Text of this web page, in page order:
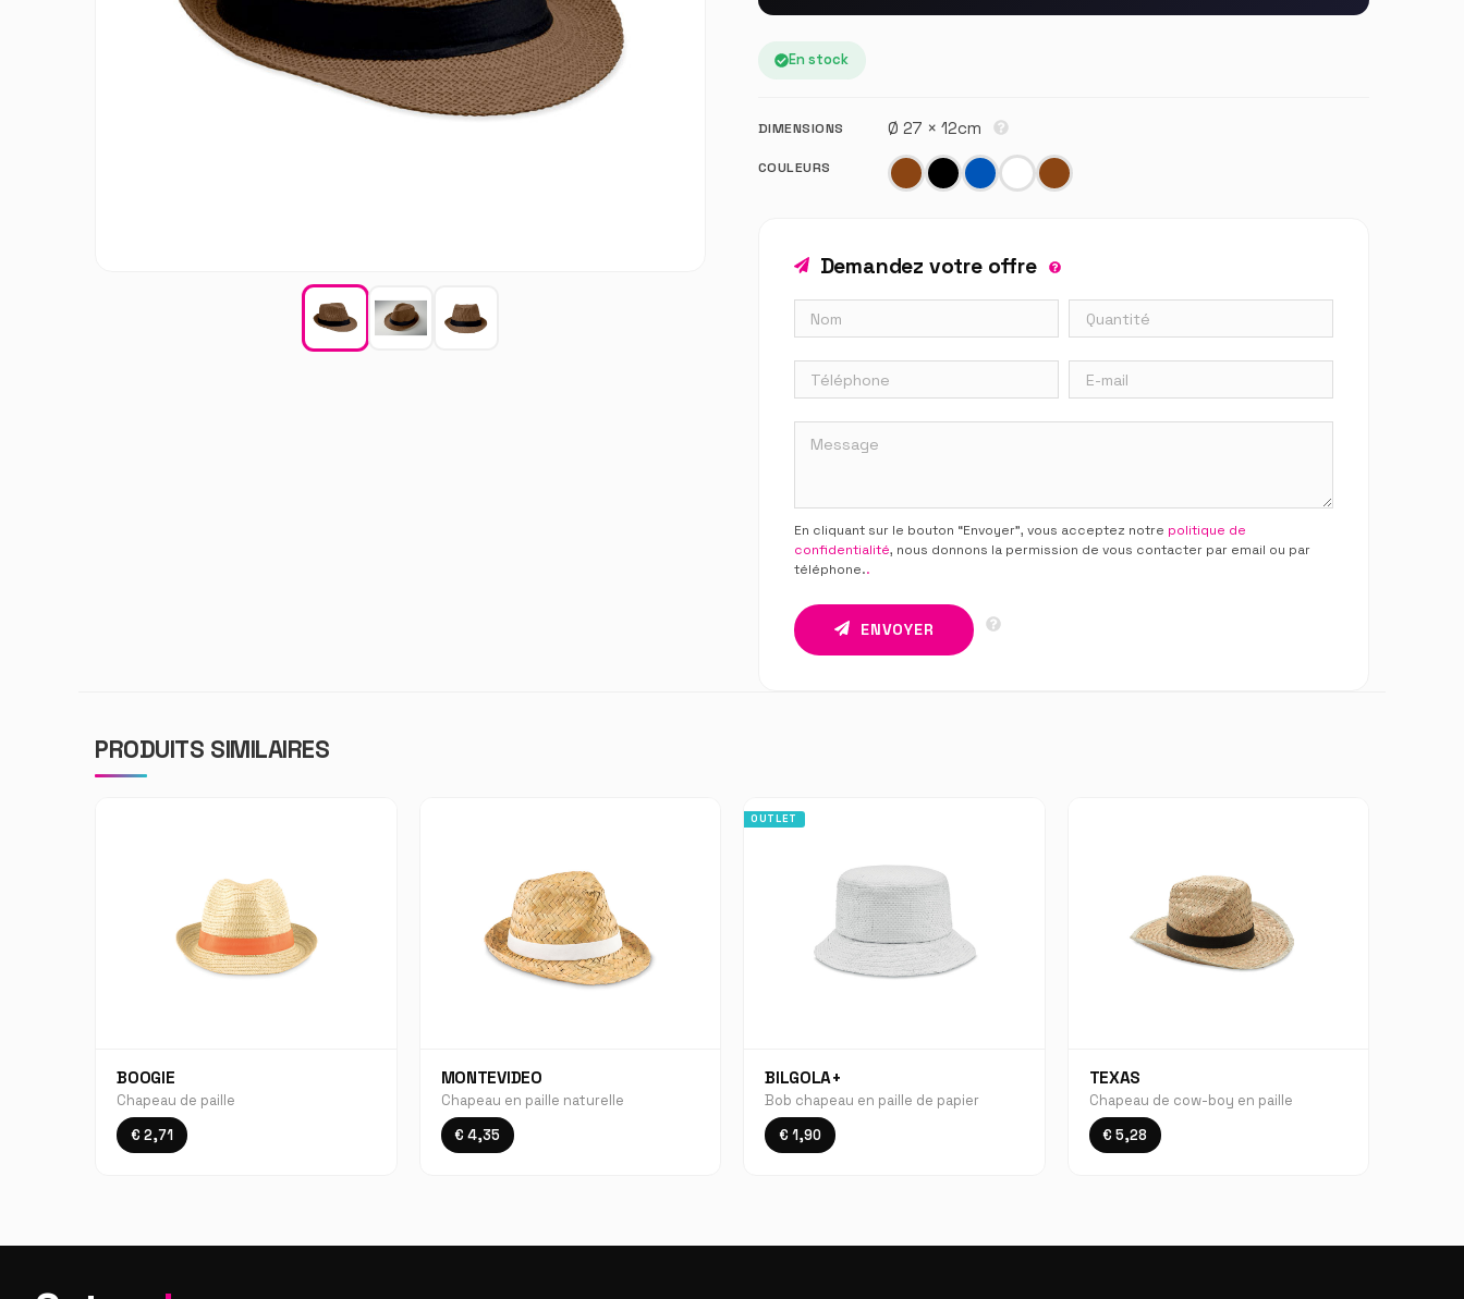
En stock
DIMENSIONS Ø 27 × 12cm
COULEURS
Demandez votre offre
En cliquant sur le bouton “Envoyer”, vous acceptez notre politique de
confidentialité, nous donnons la permission de vous contacter par email ou par
téléphone..
ENVOYER
PRODUITS SIMILAIRES
BOOGIE
Chapeau de paille
€ 2,71
MONTEVIDEO
Chapeau en paille naturelle
€ 4,35
OUTLET
BILGOLA+
Bob chapeau en paille de papier
€ 1,90
TEXAS
Chapeau de cow-boy en paille
€ 5,28